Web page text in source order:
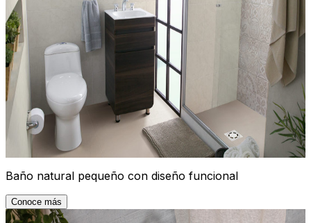
Baño natural pequeño con diseño funcional
Conoce más